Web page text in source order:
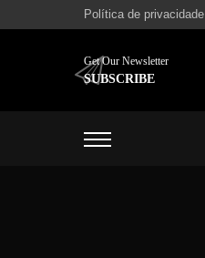
Política de privacidade
Get Our Newsletter
SUBSCRIBE